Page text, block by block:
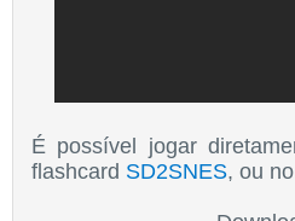
É possível jogar
flashcard SD2SNES, ou